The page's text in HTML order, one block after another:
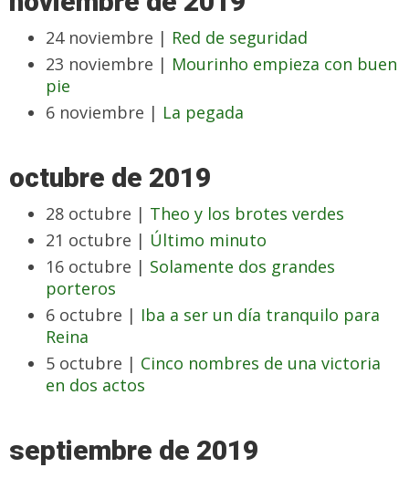
24 noviembre | Red de seguridad
23 noviembre | Mourinho empieza con buen
pie
6 noviembre | La pegada
octubre de 2019
28 octubre | Theo y los brotes verdes
21 octubre | Último minuto
16 octubre | Solamente dos grandes
porteros
6 octubre | Iba a ser un día tranquilo para
Reina
5 octubre | Cinco nombres de una victoria
en dos actos
septiembre de 2019